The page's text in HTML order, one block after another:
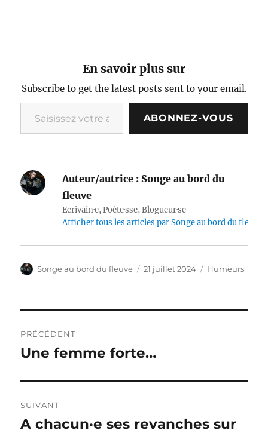
En savoir plus sur
Subscribe to get the latest posts sent to your email.
Saisissez votre adresse e-mail…
ABONNEZ-VOUS
Auteur/autrice : Songe au bord du
fleuve
Ecrivain·e, Poète·sse, Blogueur·se
Afficher tous les articles par Songe au bord du fleuve
Auteur
Songe au bord du fleuve
Publié
21 juillet 2024 Catégories
Humeurs
de
PRÉCÉDENT
Publication
Une femme forte…
SUIVANT
Publication
A chacun·e ses revanches sur